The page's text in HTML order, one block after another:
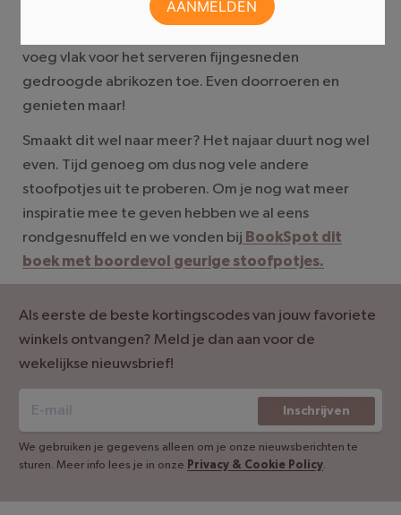
tomatenblokjes, een glas water en 150 gram rode
voeg vlak voor het serveren fijngesneden
gedroogde abrikozen toe. Even doorroeren en
genieten maar!
Smaakt dit wel naar meer? Het najaar duurt nog wel
even. Tijd genoeg om dus nog vele andere
stoofpotjes uit te proberen. Om je nog wat meer
inspiratie mee te geven hebben we al eens
rondgesnuffeld en we vonden bij BookSpot dit
boek met boordevol geurige stoofpotjes.
Als eerste de beste kortingscodes van jouw favoriete
winkels ontvangen? Meld je dan aan voor de
wekelijkse nieuwsbrief!
Inschrijven
We gebruiken je gegevens alleen om je onze nieuwsberichten te
sturen. Meer info lees je in onze Privacy & Cookie Policy.